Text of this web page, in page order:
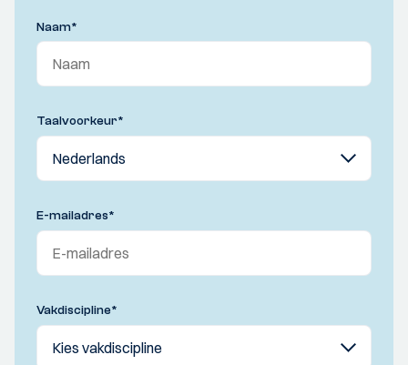
Naam*
Taalvoorkeur*
E-mailadres*
Vakdiscipline*